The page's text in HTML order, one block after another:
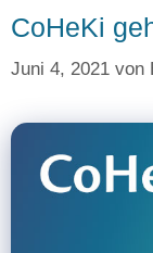
CoHeKi
Juni 4, 2021 von